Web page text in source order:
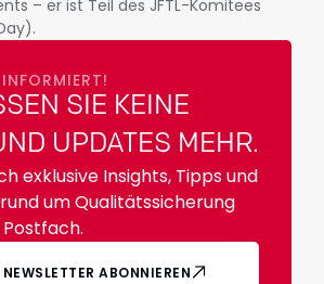
– er ist Teil des JFTL-Komitees
SIE KEINE
UPDATES MEHR.
exklusive Insights, Tipps und
um Qualitätssicherung
ABONNIEREN